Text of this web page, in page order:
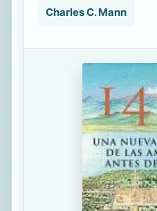
Charles C. Mann